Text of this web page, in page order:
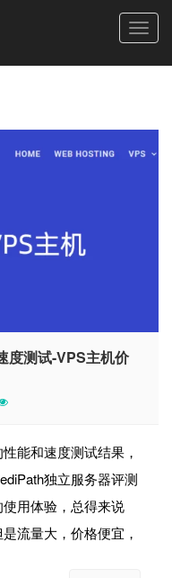
度测试-VPS主机价
能和速度测试结果，
独立服务器评测
用体验，总得来说
流量大，价格便宜，